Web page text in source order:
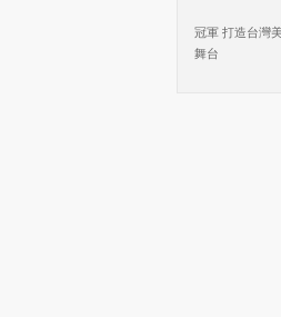
冠軍 打造台灣
舞台